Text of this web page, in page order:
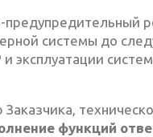
системы до
эксплуатации
функций